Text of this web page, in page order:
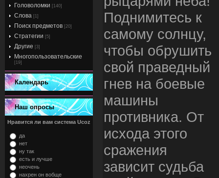
Головоломки [140]
Слова [1]
Поиск предметов [20]
Стратегии [5]
Другие [3]
Многопользовательские
[19]
Календарь
Наш опросы
Нравится ли вам система Ucoz
да
нет
ну так
есть и лучше
неочень
нахрен он вобще
Поднимитесь к
самому солнцу,
чтобы обрушить
свой праведный
гнев на боевые
машины
противника. От
исхода этого
сражения
зависит судьба